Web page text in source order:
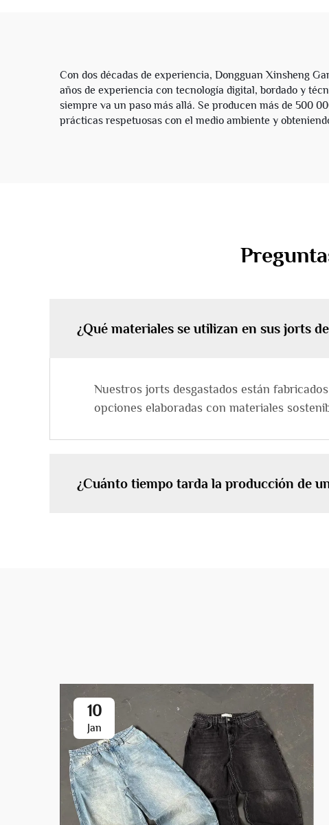
Hombres
Con dos décadas de experiencia, Dongguan Xinsheng
años de experiencia con tecnología digital, bordado y
siempre va un paso más allá. Se producen más de 500
prácticas respetuosas con el medio ambiente y
¿Qué materiales se utilizan en sus jorts
Nuestros jorts desgastados están
opciones elaboradas con materiales
¿Cuánto tiempo tarda la producción de
10
Jan